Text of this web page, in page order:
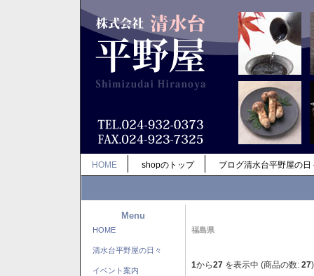
HOME shopのトップ ブログ清水台平野屋の日
Menu
HOME
清水台平野屋の日々
イベント案内
福島県
1から27 を表示中 (商品の数: 27)